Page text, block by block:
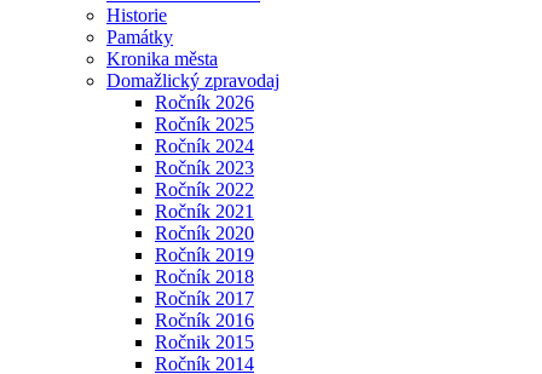
Historie
Památky
Kronika města
Domažlický zpravodaj
Ročník 2026
Ročník 2025
Ročník 2024
Ročník 2023
Ročník 2022
Ročník 2021
Ročník 2020
Ročník 2019
Ročník 2018
Ročník 2017
Ročník 2016
Ročnik 2015
Ročník 2014